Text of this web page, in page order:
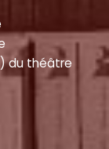
du théâtre